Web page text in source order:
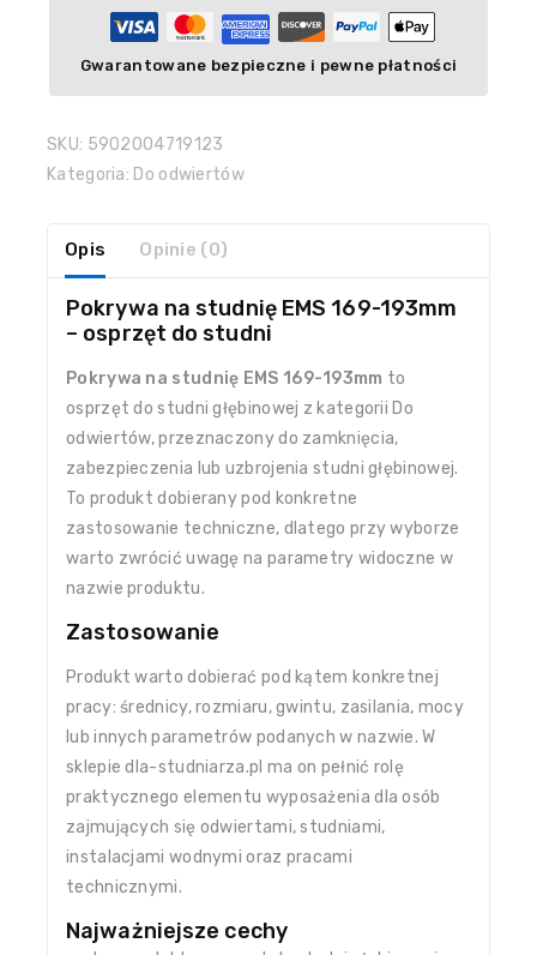
Gwarantowane bezpieczne i pewne płatności
SKU: 5902004719123
Kategoria: Do odwiertów
Opis Opinie (0)
Pokrywa na studnię EMS 169-193mm
– osprzęt do studni
Pokrywa na studnię EMS 169-193mm to
osprzęt do studni głębinowej z kategorii Do
odwiertów, przeznaczony do zamknięcia,
zabezpieczenia lub uzbrojenia studni głębinowej.
To produkt dobierany pod konkretne
zastosowanie techniczne, dlatego przy wyborze
warto zwrócić uwagę na parametry widoczne w
nazwie produktu.
Zastosowanie
Produkt warto dobierać pod kątem konkretnej
pracy: średnicy, rozmiaru, gwintu, zasilania, mocy
lub innych parametrów podanych w nazwie. W
sklepie dla-studniarza.pl ma on pełnić rolę
praktycznego elementu wyposażenia dla osób
zajmujących się odwiertami, studniami,
instalacjami wodnymi oraz pracami
technicznymi.
Najważniejsze cechy